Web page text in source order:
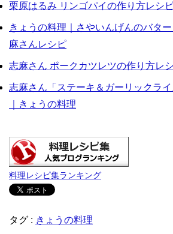
栗原はるみ リンゴパイの作り方レシ
きょうの料理｜さやいんげんのバタ
麻さんレシピ
志麻さん ポークカツレツの作り方レ
志麻さん「ステーキ＆ガーリックラ
｜きょうの料理
料理レシピ集ランキング
タグ : きょうの料理